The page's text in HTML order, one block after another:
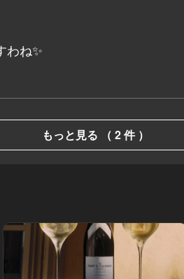
わね✨
もっと見る （ 2 件 ）